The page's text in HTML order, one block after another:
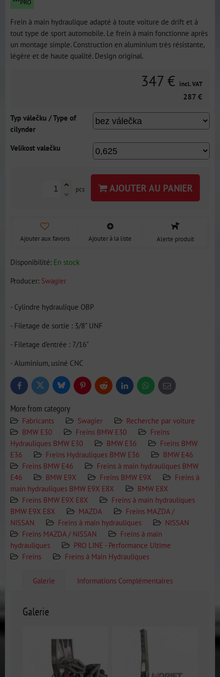
***PRO
Frein à main hydraulique adapté à toute voiture de drift et à
tout type de sport automobile. Le frein à main fonctionne après
un montage simple. Construction en aluminium très résistante,
légère et de haute qualité. Design original.
347 € incl. VAT
287 €
Typ válečku / Type of
cilynder
Velikost valečku
pcs AJOUTER AU PANIER
Ajouter aux favoris Ajouter à la liste Alerte produit
Disponibilité: En stock
Producer: Swagier
- Cylindre hydraulique OBP
- Filetage de sortie : 3/8" UNF
- Filetage d'entrée : 7/16"
- Aluminium, usiné CNC
FacebookTwitter BlueskyPinterestReddit LinkedInWhatsApp
E-
mail
More from category
Fabricants Swagier
Recherche par voiture
BMW E30
Freins BMW E30
Freins
Hydrauliques BMW E30
BMW E36
Freins BMW
E36
Freins Hydrauliques BMW E36
BMW E46
Freins BMW E46
Freins à main hydrauliques BMW
E46
BMW E9X Freins BMW E9X
Freins à
main hydrauliques BMW E9X E8X
BMW E8X
Freins BMW E9X E8X
Freins à main hydrauliques
BMW E9X E8X
MAZDA
Freins MAZDA /
NISSAN
Freins à main hydrauliques
NISSAN
Freins MAZDA / NISSAN
Freins à main
hydrauliques
PRO LINE - Performance Ultime
Freins
Freins à Main Hydrauliques
Galerie Informations Complémentaires
Galerie